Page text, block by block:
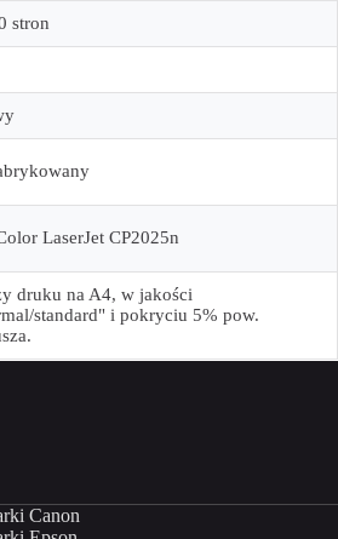
stron
LaserJet CP2025n
druku na A4, w jakości
standard" i pokryciu 5% pow.
Canon